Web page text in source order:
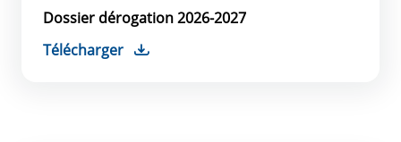
Dossier dérogation 2026-2027
Télécharger